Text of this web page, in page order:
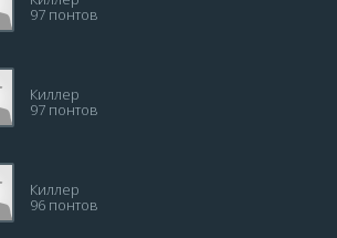
97 понтов
Киллер
97 понтов
Киллер
96 понтов